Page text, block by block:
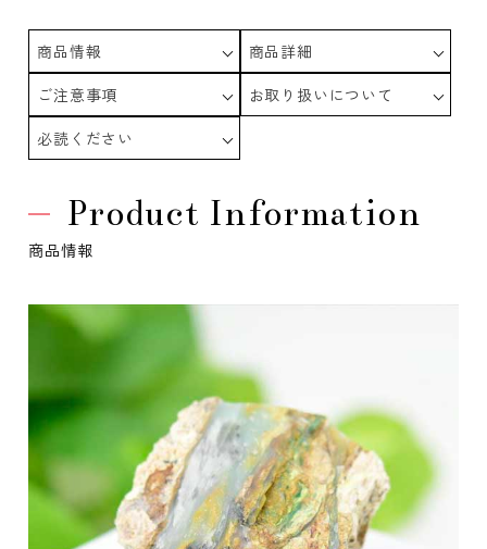
商品情報
商品詳細
ご注意事項
お取り扱いについて
必読ください
Product Information
商品情報